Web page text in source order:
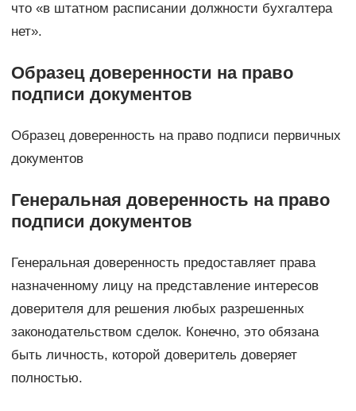
что «в штатном расписании должности бухгалтера
нет».
Образец доверенности на право
подписи документов
Образец доверенность на право подписи первичных
документов
Генеральная доверенность на право
подписи документов
Генеральная доверенность предоставляет права
назначенному лицу на представление интересов
доверителя для решения любых разрешенных
законодательством сделок. Конечно, это обязана
быть личность, которой доверитель доверяет
полностью.